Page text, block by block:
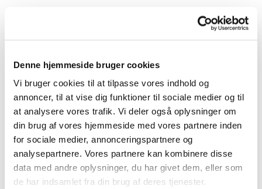
Denne hjemmeside bruger cookies
Vi bruger cookies til at tilpasse vores indhold og
annoncer, til at vise dig funktioner til sociale medier og til
at analysere vores trafik. Vi deler også oplysninger om
din brug af vores hjemmeside med vores partnere inden
for sociale medier, annonceringspartnere og
analysepartnere. Vores partnere kan kombinere disse
data med andre oplysninger, du har givet dem, eller som
de har indsamlet fra din brug af deres tjenester.